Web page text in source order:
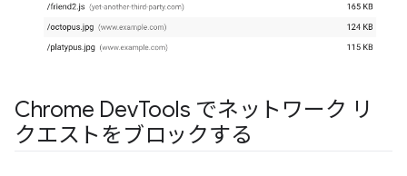
Chrome DevTools でネットワーク リ
クエストをブロックする